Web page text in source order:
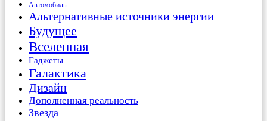
Автомобиль
Альтернативные источники энергии
Будущее
Вселенная
Гаджеты
Галактика
Дизайн
Дополненная реальность
Звезда